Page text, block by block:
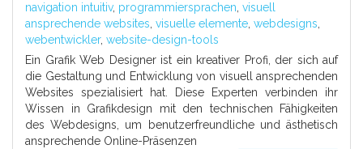
navigation intuitiv, programmiersprachen, visuell
ansprechende websites, visuelle elemente, webdesigns,
webentwickler, website-design-tools
Ein Grafik Web Designer ist ein kreativer Profi, der sich auf
die Gestaltung und Entwicklung von visuell ansprechenden
Websites spezialisiert hat. Diese Experten verbinden ihr
Wissen in Grafikdesign mit den technischen Fähigkeiten
des Webdesigns, um benutzerfreundliche und ästhetisch
ansprechende Online-Präsenzen